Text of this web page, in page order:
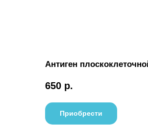
Антиген
650 р.
Приобрести